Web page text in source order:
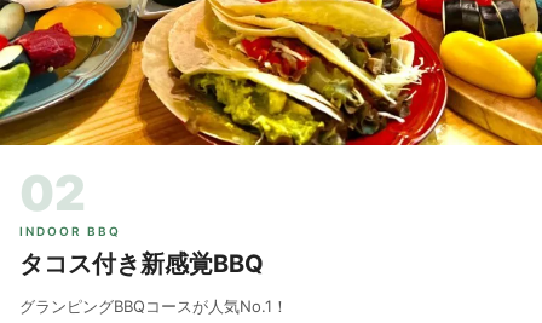
02
INDOOR BBQ
タコス付き新感覚BBQ
グランピングBBQコースが人気No.1！